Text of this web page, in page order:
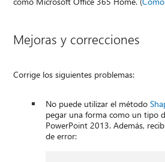
Mejoras y correcciones
Corrige los siguientes problemas:
No puede utilizar el método
pegar una forma como un tipo
PowerPoint 2013. Además,
de error: